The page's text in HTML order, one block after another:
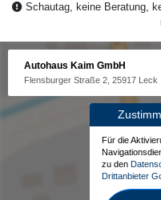
Schautag, keine Beratung,
Autohaus Kaim GmbH
Flensburger Straße 2, 25917 Leck
Für die
zu den
Drittanbieter